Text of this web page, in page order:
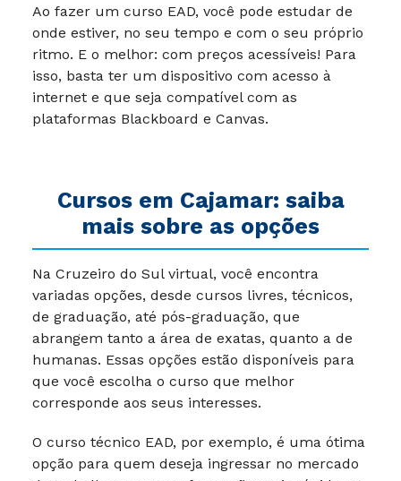
Ao fazer um curso EAD, você pode estudar de
onde estiver, no seu tempo e com o seu próprio
ritmo. E o melhor: com preços acessíveis! Para
isso, basta ter um dispositivo com acesso à
internet e que seja compatível com as
plataformas Blackboard e Canvas.
Cursos em Cajamar: saiba
mais sobre as opções
Na Cruzeiro do Sul virtual, você encontra
variadas opções, desde cursos livres, técnicos,
de graduação, até pós-graduação, que
abrangem tanto a área de exatas, quanto a de
humanas. Essas opções estão disponíveis para
que você escolha o curso que melhor
corresponde aos seus interesses.
O curso técnico EAD, por exemplo, é uma ótima
opção para quem deseja ingressar no mercado